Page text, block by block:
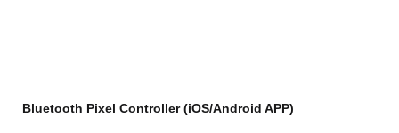
Bluetooth Pixel Controller (iOS/Android APP)